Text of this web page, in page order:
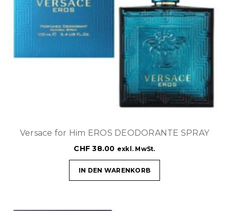
Versace for Him EROS DEODORANTE SPRAY
CHF 38.00 exkl. MwSt.
IN DEN WARENKORB